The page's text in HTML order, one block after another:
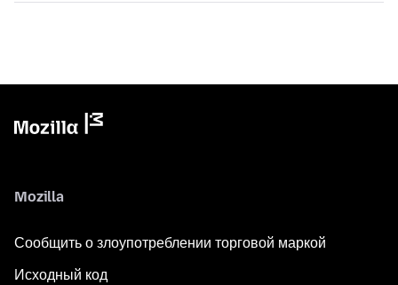
Mozilla
Сообщить о злоупотреблении торговой маркой
Исходный код